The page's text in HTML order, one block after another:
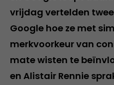
vrijdag vertelden
Google hoe ze met
merkvoorkeur van
mate wisten te
en Alistair Rennie